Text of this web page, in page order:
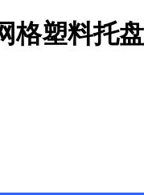
格塑料托